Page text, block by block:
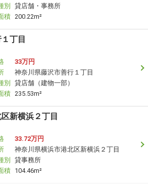
別
貸店舗・事務所
積 200.22m²
丁目
33万円
神奈川県藤沢市善行１丁目
別
貸店舗（建物一部）
積 235.53m²
新横浜２丁目
33.72万円
神奈川県横浜市港北区新横浜２丁目
別
貸事務所
積 104.46m²